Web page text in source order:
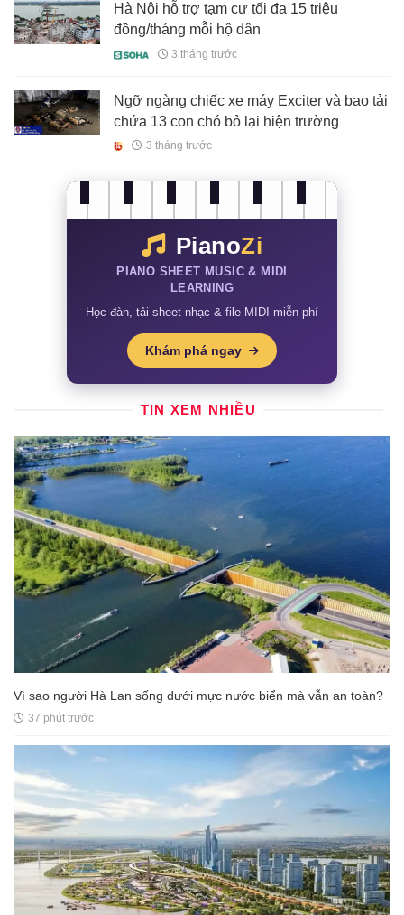
Hà Nội hỗ trợ tạm cư tối đa 15 triệu
đồng/tháng mỗi hộ dân
3 tháng trước
Ngỡ ngàng chiếc xe máy Exciter và bao tải
chứa 13 con chó bỏ lại hiện trường
3 tháng trước
PianoZi
PIANO SHEET MUSIC & MIDI
LEARNING
Học đàn, tải sheet nhạc & file MIDI miễn phí
Khám phá ngay
TIN XEM NHIỀU
Vì sao người Hà Lan sống dưới mực nước biển mà vẫn an toàn?
37 phút trước